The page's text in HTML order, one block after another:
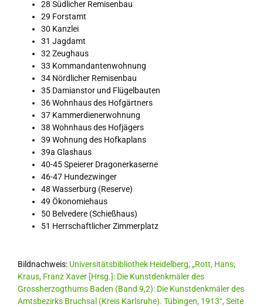
28 Südlicher Remisenbau
29 Forstamt
30 Kanzlei
31 Jagdamt
32 Zeughaus
33 Kommandantenwohnung
34 Nördlicher Remisenbau
35 Damianstor und Flügelbauten
36 Wohnhaus des Hofgärtners
37 Kammerdienerwohnung
38 Wohnhaus des Hofjägers
39 Wohnung des Hofkaplans
39a Glashaus
40-45 Speierer Dragonerkaserne
46-47 Hundezwinger
48 Wasserburg (Reserve)
49 Ökonomiehaus
50 Belvedere (Schießhaus)
51 Herrschaftlicher Zimmerplatz
Bildnachweis: Universitätsbibliothek Heidelberg, „Rott, Hans;
Kraus, Franz Xaver [Hrsg.]: Die Kunstdenkmäler des
Grossherzogthums Baden (Band 9,2): Die Kunstdenkmäler des
Amtsbezirks Bruchsal (Kreis Karlsruhe). Tübingen, 1913“, Seite